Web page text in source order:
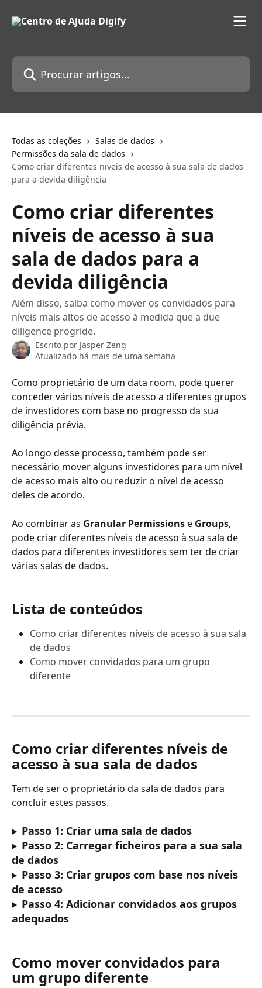
Procurar artigos...
Todas as coleções
Salas de dados
Permissões da sala de dados
Como criar diferentes níveis de acesso à sua sala de dados
para a devida diligência
Como criar diferentes
níveis de acesso à sua
sala de dados para a
devida diligência
Além disso, saiba como mover os convidados para
níveis mais altos de acesso à medida que a due
diligence progride.
Escrito por Jasper Zeng
Atualizado há mais de uma semana
Como proprietário de um data room, pode querer
conceder vários níveis de acesso a diferentes grupos
de investidores com base no progresso da sua
diligência prévia.
Ao longo desse processo, também pode ser
necessário mover alguns investidores para um nível
de acesso mais alto ou reduzir o nível de acesso
deles de acordo.
Ao combinar as Granular Permissions e Groups,
pode criar diferentes níveis de acesso à sua sala de
dados para diferentes investidores sem ter de criar
várias salas de dados.
Lista de conteúdos
Como criar diferentes níveis de acesso à sua sala
de dados
Como mover convidados para um grupo
diferente
Como criar diferentes níveis de
acesso à sua sala de dados
Tem de ser o proprietário da sala de dados para
concluir estes passos.
Passo 1: Criar uma sala de dados
Passo 2: Carregar ficheiros para a sua sala
de dados
Passo 3: Criar grupos com base nos níveis
de acesso
Passo 4: Adicionar convidados aos grupos
adequados
Como mover convidados para
um grupo diferente